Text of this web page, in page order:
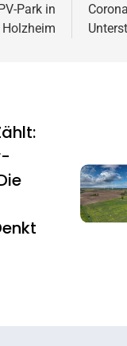
Park in
Holzheim